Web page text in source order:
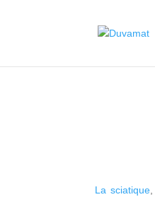
La sciatique